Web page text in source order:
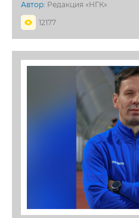
Автор: Редакция «НГК»
12177